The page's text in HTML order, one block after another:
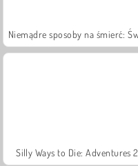
Silly Ways to Die: Adventures 2